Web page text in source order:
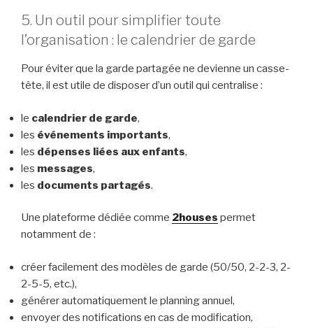
5. Un outil pour simplifier toute
l’organisation : le calendrier de garde
Pour éviter que la garde partagée ne devienne un casse-
tête, il est utile de disposer d’un outil qui centralise :
le calendrier de garde,
les événements importants,
les dépenses liées aux enfants,
les messages,
les documents partagés.
Une plateforme dédiée comme 2houses permet
notamment de :
créer facilement des modèles de garde (50/50, 2-2-3, 2-
2-5-5, etc.),
générer automatiquement le planning annuel,
envoyer des notifications en cas de modification,